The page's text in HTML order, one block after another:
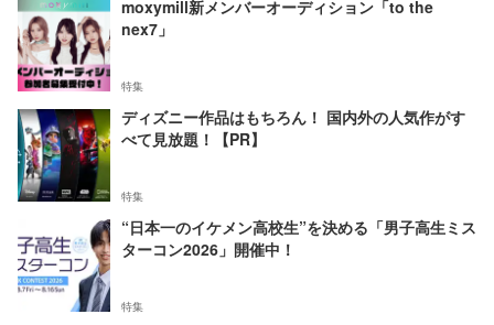
moxymill新メンバーオーディション「to the
nex7」
特集
ディズニー作品はもちろん！ 国内外の人気作がす
べて見放題！【PR】
特集
“日本一のイケメン高校生”を決める「男子高生ミス
ターコン2026」開催中！
特集